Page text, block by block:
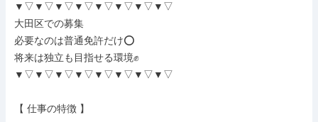
▼▽▼▽▼▽▼▽▼▽▼▽▼▽▼▽
大田区での募集
必要なのは普通免許だけ⭕️
将来は独立も目指せる環境✊️
▼▽▼▽▼▽▼▽▼▽▼▽▼▽▼▽
【 仕事の特徴 】